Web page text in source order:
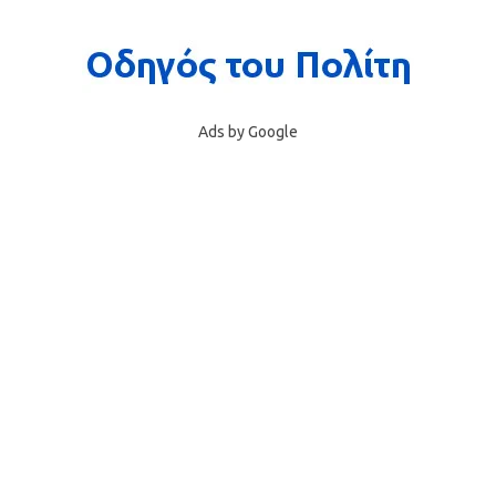
Ads by Google